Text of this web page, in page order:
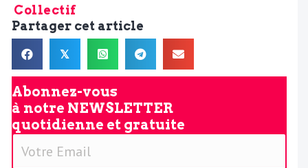
Collectif
Partager cet article
𝕏
Abonnez-vous
à notre NEWSLETTER
quotidienne et gratuite
V